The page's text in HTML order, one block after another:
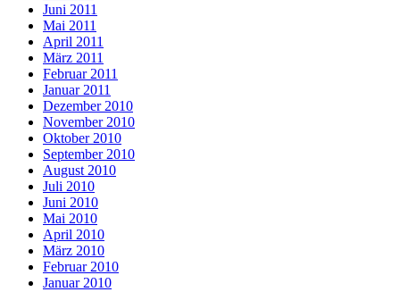
Juni 2011
Mai 2011
April 2011
März 2011
Februar 2011
Januar 2011
Dezember 2010
November 2010
Oktober 2010
September 2010
August 2010
Juli 2010
Juni 2010
Mai 2010
April 2010
März 2010
Februar 2010
Januar 2010